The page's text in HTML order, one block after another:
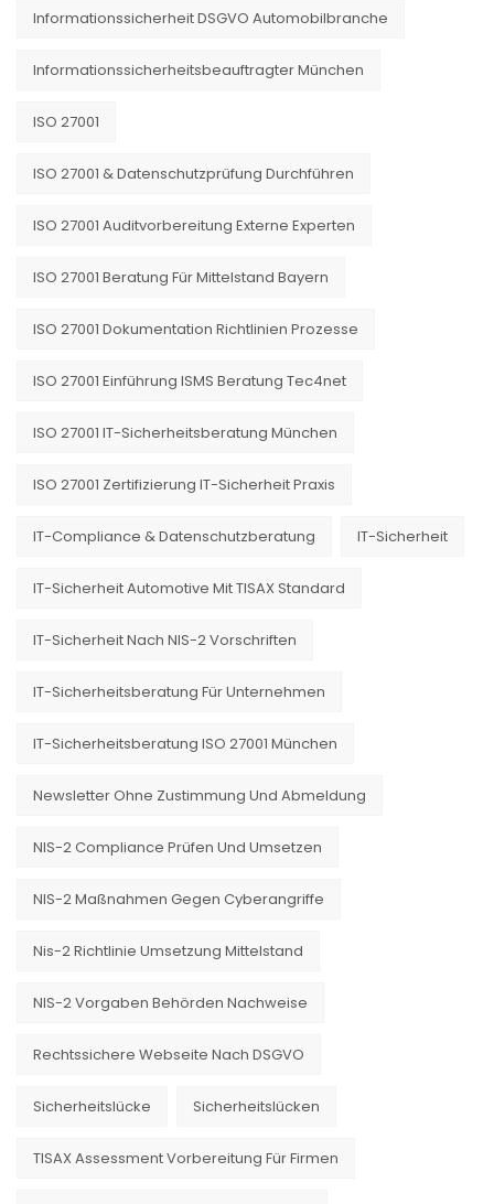
Informationssicherheit DSGVO Automobilbranche
Informationssicherheitsbeauftragter München
ISO 27001
ISO 27001 & Datenschutzprüfung Durchführen
ISO 27001 Auditvorbereitung Externe Experten
ISO 27001 Beratung Für Mittelstand Bayern
ISO 27001 Dokumentation Richtlinien Prozesse
ISO 27001 Einführung ISMS Beratung Tec4net
ISO 27001 IT-Sicherheitsberatung München
ISO 27001 Zertifizierung IT-Sicherheit Praxis
IT-Compliance & Datenschutzberatung IT-Sicherheit
IT-Sicherheit Automotive Mit TISAX Standard
IT-Sicherheit Nach NIS-2 Vorschriften
IT-Sicherheitsberatung Für Unternehmen
IT-Sicherheitsberatung ISO 27001 München
Newsletter Ohne Zustimmung Und Abmeldung
NIS-2 Compliance Prüfen Und Umsetzen
NIS-2 Maßnahmen Gegen Cyberangriffe
Nis-2 Richtlinie Umsetzung Mittelstand
NIS-2 Vorgaben Behörden Nachweise
Rechtssichere Webseite Nach DSGVO
Sicherheitslücke Sicherheitslücken
TISAX Assessment Vorbereitung Für Firmen